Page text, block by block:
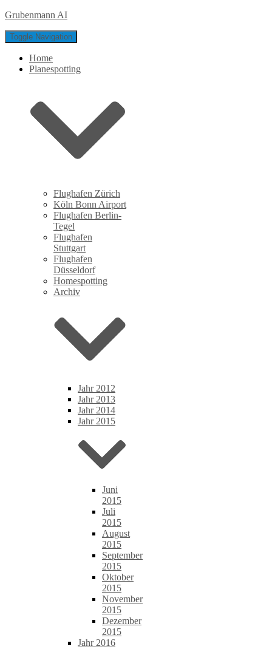
Grubenmann AI
Toggle Navigation
Home
Planespotting
Flughafen Zürich
Köln Bonn Airport
Flughafen Berlin-
Tegel
Flughafen
Stuttgart
Flughafen
Düsseldorf
Homespotting
Archiv
Jahr 2012
Jahr 2013
Jahr 2014
Jahr 2015
Juni
2015
Juli
2015
August
2015
September
2015
Oktober
2015
November
2015
Dezember
2015
Jahr 2016